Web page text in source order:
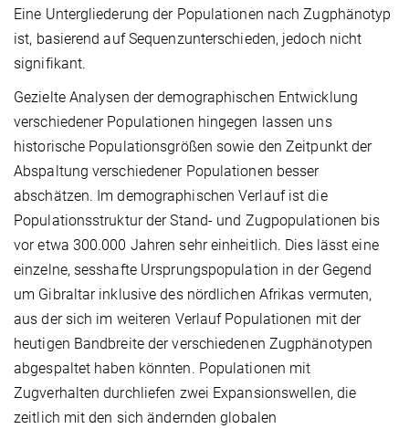
Eine Untergliederung der Populationen nach Zugphänotyp
ist, basierend auf Sequenzunterschieden, jedoch nicht
signifikant.
Gezielte Analysen der demographischen Entwicklung
verschiedener Populationen hingegen lassen uns
historische Populationsgrößen sowie den Zeitpunkt der
Abspaltung verschiedener Populationen besser
abschätzen. Im demographischen Verlauf ist die
Populationsstruktur der Stand- und Zugpopulationen bis
vor etwa 300.000 Jahren sehr einheitlich. Dies lässt eine
einzelne, sesshafte Ursprungspopulation in der Gegend
um Gibraltar inklusive des nördlichen Afrikas vermuten,
aus der sich im weiteren Verlauf Populationen mit der
heutigen Bandbreite der verschiedenen Zugphänotypen
abgespaltet haben könnten. Populationen mit
Zugverhalten durchliefen zwei Expansionswellen, die
zeitlich mit den sich ändernden globalen